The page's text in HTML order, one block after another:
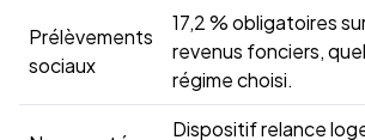
Prélèvements
sociaux
17,2 % obligatoires
revenus fonciers,
régime choisi.
Dispositif relance